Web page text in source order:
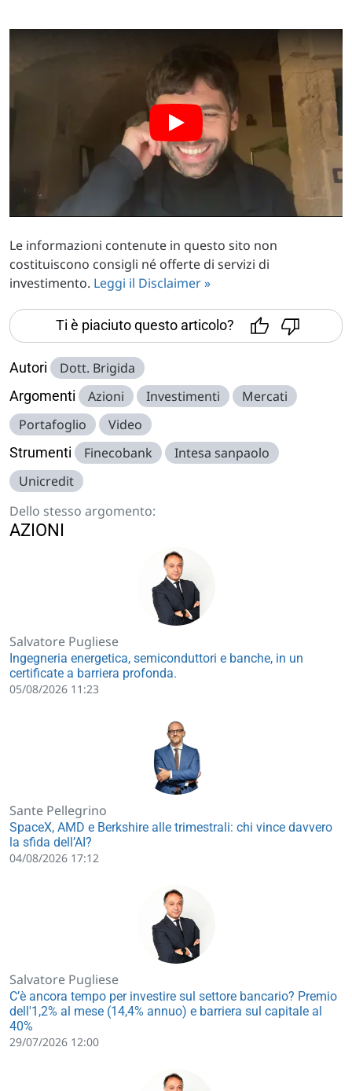
Le informazioni contenute in questo sito non
costituiscono consigli né offerte di servizi di
investimento. Leggi il Disclaimer »
Ti è piaciuto questo articolo?
Autori Dott. Brigida
Argomenti Azioni Investimenti
Mercati
Portafoglio
Video
Strumenti Finecobank
Intesa sanpaolo
Unicredit
Dello stesso argomento:
AZIONI
Salvatore Pugliese
Ingegneria energetica, semiconduttori e banche, in un
certificate a barriera profonda.
05/08/2026 11:23
Sante Pellegrino
SpaceX, AMD e Berkshire alle trimestrali: chi vince davvero
la sfida dell’AI?
04/08/2026 17:12
Salvatore Pugliese
C’è ancora tempo per investire sul settore bancario? Premio
dell'1,2% al mese (14,4% annuo) e barriera sul capitale al
40%
29/07/2026 12:00